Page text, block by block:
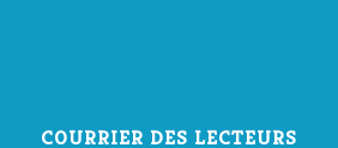
COURRIER DES LECTEURS